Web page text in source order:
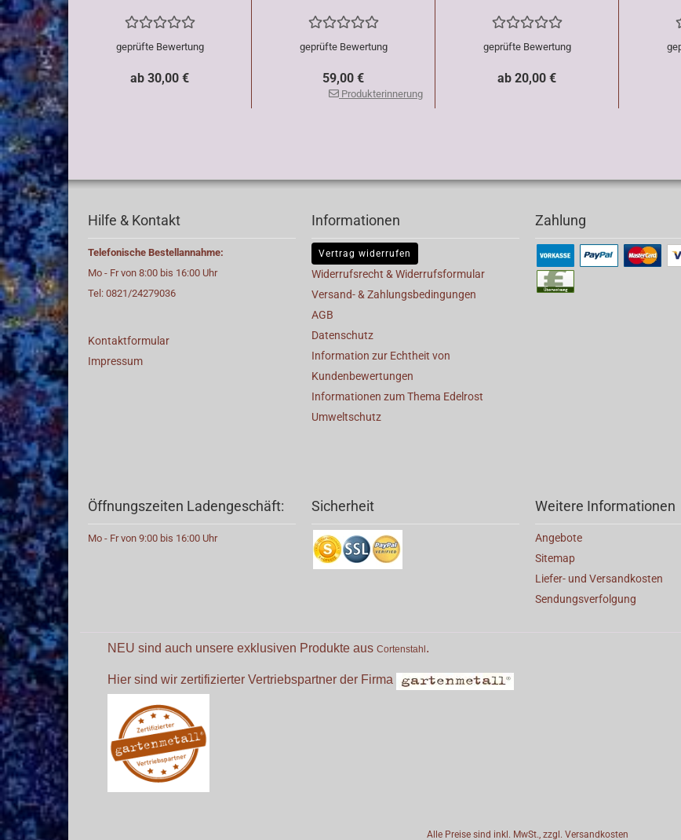
geprüfte Bewertung
ab 30,00 €
geprüfte Bewertung
59,00 €
Produkterinnerung
geprüfte Bewertung
ab 20,00 €
Hilfe & Kontakt
Telefonische Bestellannahme:
Mo - Fr von 8:00 bis 16:00 Uhr
Tel: 0821/24279036
Kontaktformular
Impressum
Informationen
Vertrag widerrufen
Widerrufsrecht & Widerrufsformular
Versand- & Zahlungsbedingungen
AGB
Datenschutz
Information zur Echtheit von
Kundenbewertungen
Informationen zum Thema Edelrost
Umweltschutz
Zahlung
Öffnungszeiten Ladengeschäft:
Mo - Fr von 9:00 bis 16:00 Uhr
Sicherheit Weitere Informationen
Angebote
Sitemap
Liefer- und Versandkosten
Sendungsverfolgung
NEU sind auch unsere exklusiven Produkte aus Cortenstahl .
Hier sind wir zertifizierter Vertriebspartner der Firma
Alle Preise sind inkl. MwSt., zzgl. Versandkosten